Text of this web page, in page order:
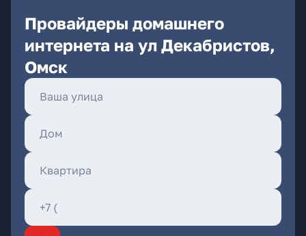
Провайдеры домашнего
интернета на ул Декабристов,
Омск